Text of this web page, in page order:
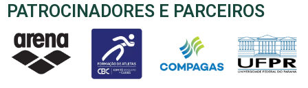
PATROCINADORES E PARCEIROS